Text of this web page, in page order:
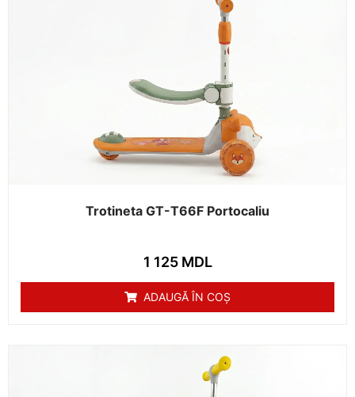
Trotineta GT-T66F Portocaliu
1 125 MDL
ADAUGĂ ÎN COȘ